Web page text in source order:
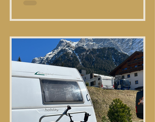
Kleinkirchheim ( zie blog ) konden we deze kans
natuurlijk niet laten schieten. Doel: het gebied in de
herfst ontdekken en de seizoenkaarten voor het
aankomende skiseizoen aanschaffen. We kwamen
aan op donderdagnacht rond 00.30. De sleutel lag in
het sleutelkluisje bij de receptie en zo konden we d